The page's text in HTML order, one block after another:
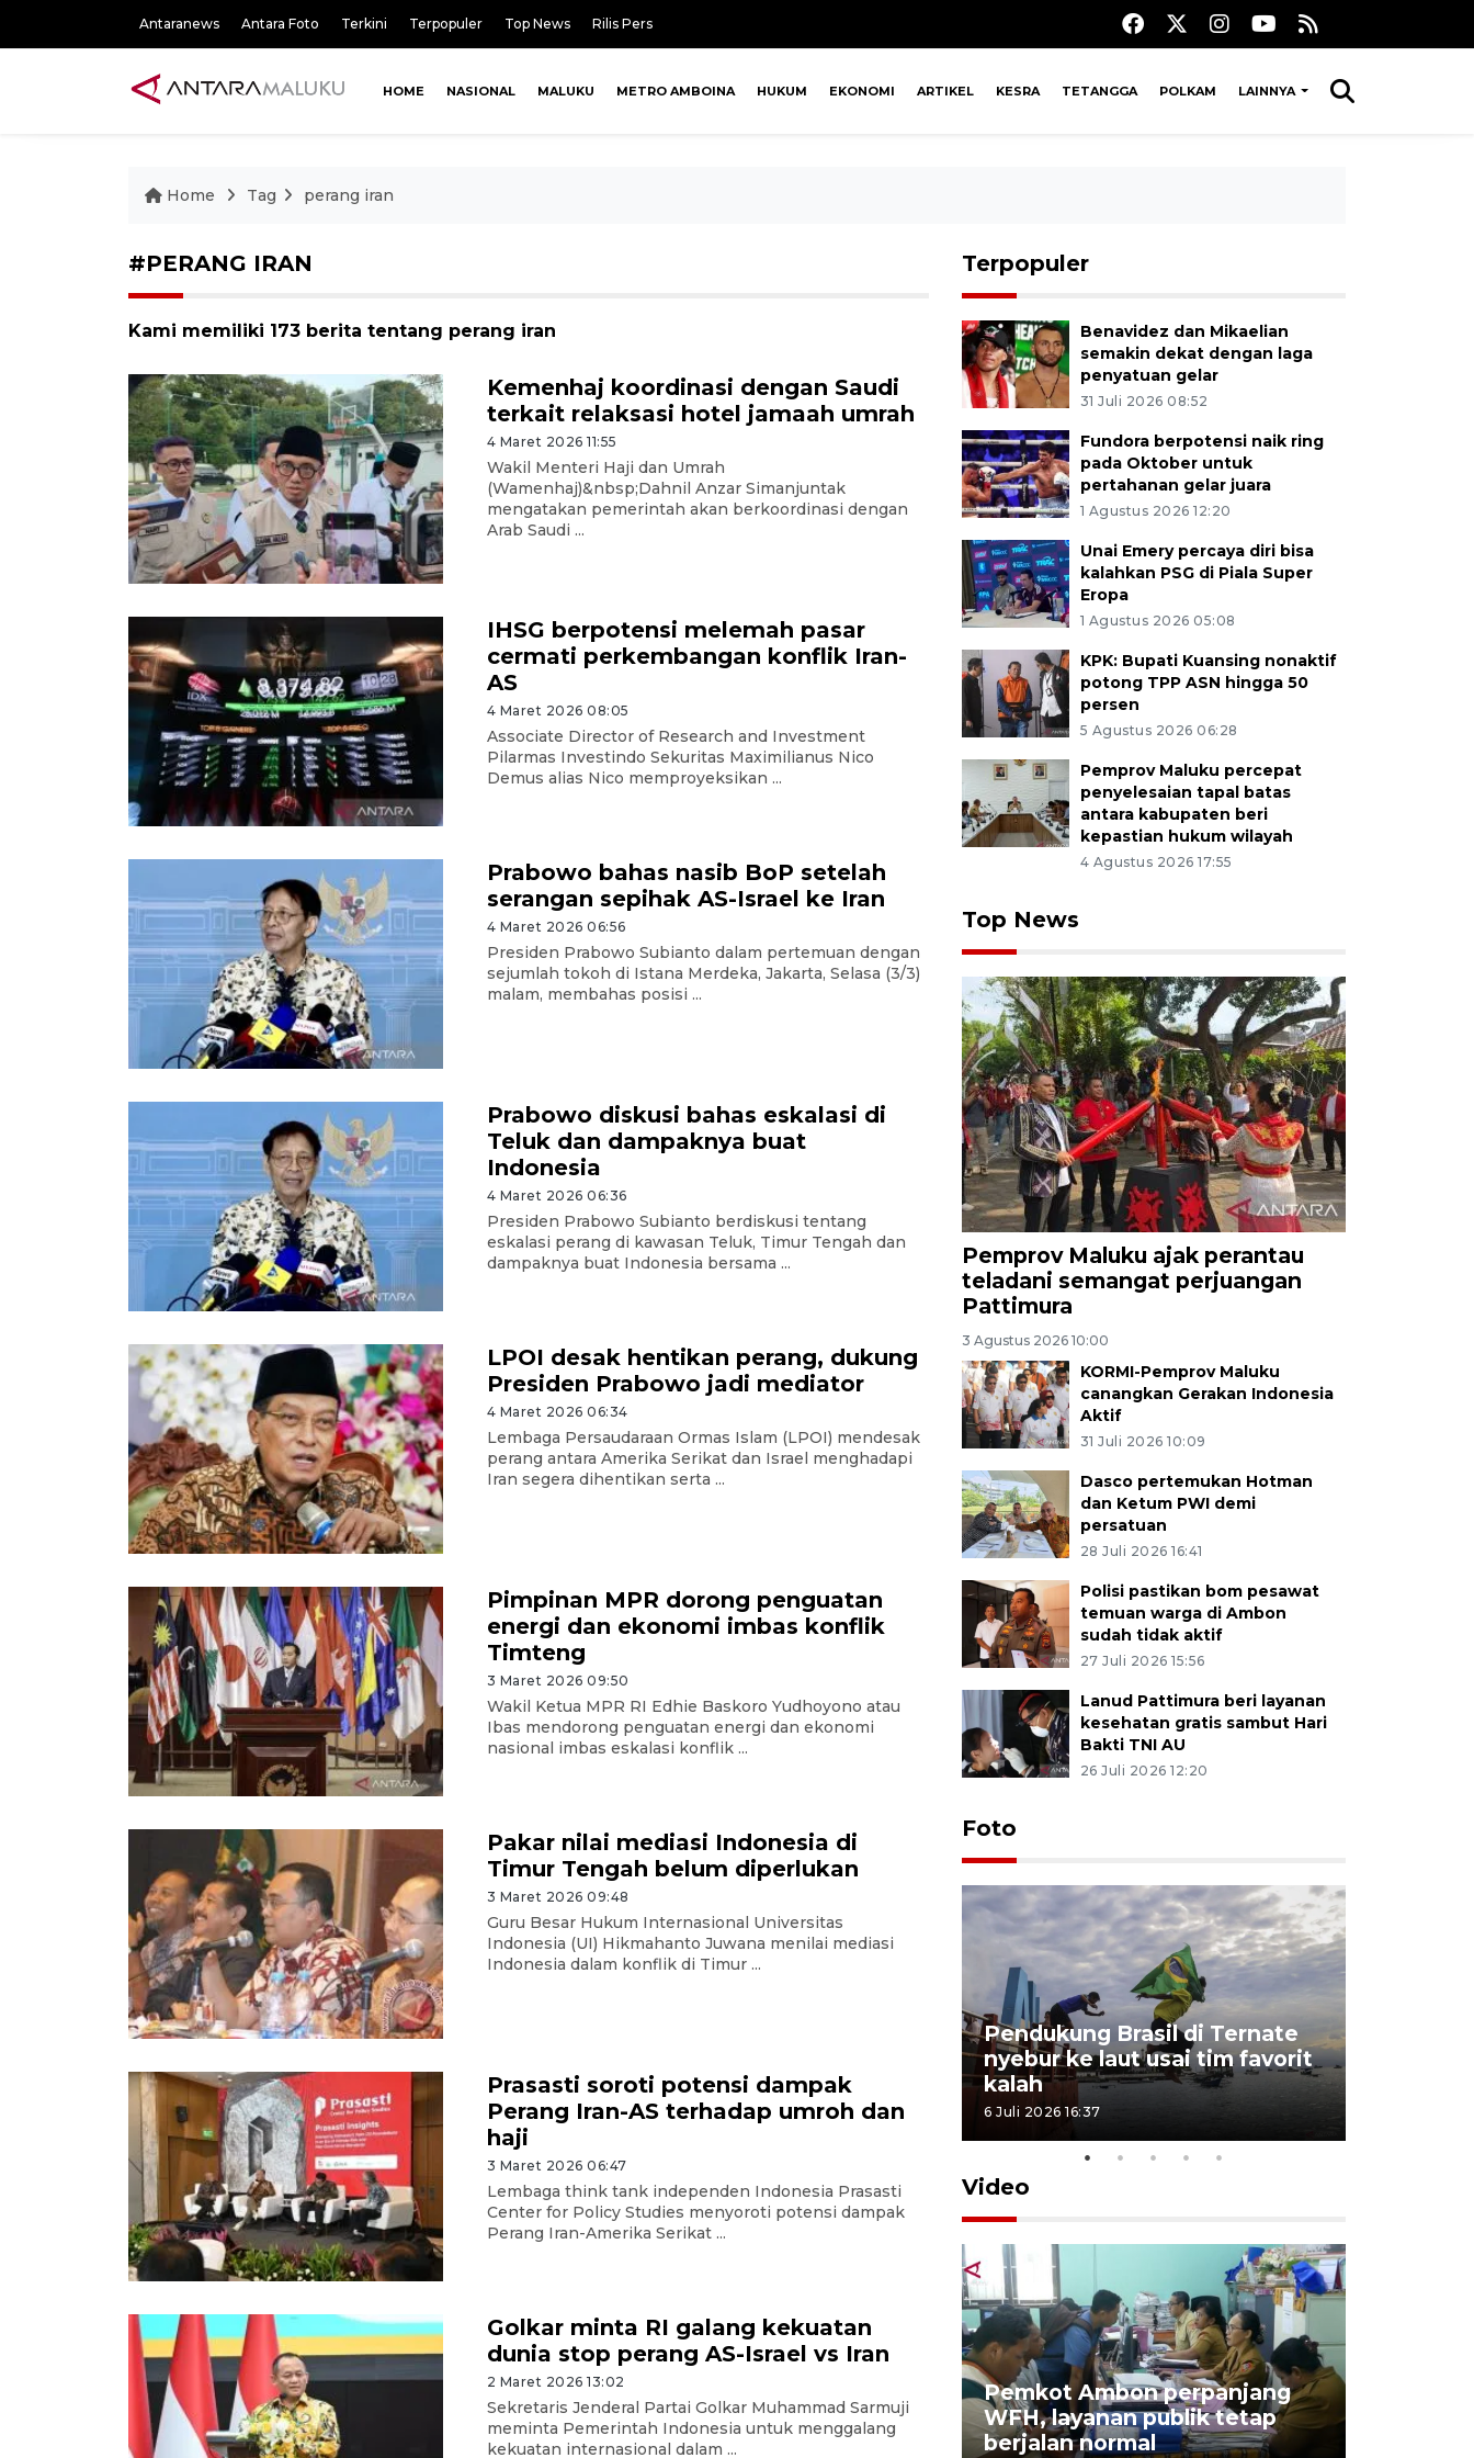
Antaranews Antara Foto Terkini Terpopuler Top News Rilis Pers
HOME NASIONAL MALUKU METRO AMBOINA HUKUM EKONOMI ARTIKEL KESRA TETANGGA POLKAM LAINNYA
Home Tag perang iran
#PERANG IRAN
Kami memiliki 173 berita tentang perang iran
Kemenhaj koordinasi dengan Saudi
terkait relaksasi hotel jamaah umrah
4 Maret 2026 11:55
Wakil Menteri Haji dan Umrah
(Wamenhaj)&nbsp;Dahnil Anzar Simanjuntak
mengatakan pemerintah akan berkoordinasi dengan
Arab Saudi ...
IHSG berpotensi melemah pasar
cermati perkembangan konflik Iran-
AS
4 Maret 2026 08:05
Associate Director of Research and Investment
Pilarmas Investindo Sekuritas Maximilianus Nico
Demus alias Nico memproyeksikan ...
Prabowo bahas nasib BoP setelah
serangan sepihak AS-Israel ke Iran
4 Maret 2026 06:56
Presiden Prabowo Subianto dalam pertemuan dengan
sejumlah tokoh di Istana Merdeka, Jakarta, Selasa (3/3)
malam, membahas posisi ...
Prabowo diskusi bahas eskalasi di
Teluk dan dampaknya buat
Indonesia
4 Maret 2026 06:36
Presiden Prabowo Subianto berdiskusi tentang
eskalasi perang di kawasan Teluk, Timur Tengah dan
dampaknya buat Indonesia bersama ...
LPOI desak hentikan perang, dukung
Presiden Prabowo jadi mediator
4 Maret 2026 06:34
Lembaga Persaudaraan Ormas Islam (LPOI) mendesak
perang antara Amerika Serikat dan Israel menghadapi
Iran segera dihentikan serta ...
Pimpinan MPR dorong penguatan
energi dan ekonomi imbas konflik
Timteng
3 Maret 2026 09:50
Wakil Ketua MPR RI Edhie Baskoro Yudhoyono atau
Ibas mendorong penguatan energi dan ekonomi
nasional imbas eskalasi konflik ...
Pakar nilai mediasi Indonesia di
Timur Tengah belum diperlukan
3 Maret 2026 09:48
Guru Besar Hukum Internasional Universitas
Indonesia (UI) Hikmahanto Juwana menilai mediasi
Indonesia dalam konflik di Timur ...
Prasasti soroti potensi dampak
Perang Iran-AS terhadap umroh dan
haji
3 Maret 2026 06:47
Lembaga think tank independen Indonesia Prasasti
Center for Policy Studies menyoroti potensi dampak
Perang Iran-Amerika Serikat ...
Golkar minta RI galang kekuatan
dunia stop perang AS-Israel vs Iran
2 Maret 2026 13:02
Sekretaris Jenderal Partai Golkar Muhammad Sarmuji
meminta Pemerintah Indonesia untuk menggalang
kekuatan internasional dalam ...
Terpopuler
Benavidez dan Mikaelian
semakin dekat dengan laga
penyatuan gelar
31 Juli 2026 08:52
Fundora berpotensi naik ring
pada Oktober untuk
pertahanan gelar juara
1 Agustus 2026 12:20
Unai Emery percaya diri bisa
kalahkan PSG di Piala Super
Eropa
1 Agustus 2026 05:08
KPK: Bupati Kuansing nonaktif
potong TPP ASN hingga 50
persen
5 Agustus 2026 06:28
Pemprov Maluku percepat
penyelesaian tapal batas
antara kabupaten beri
kepastian hukum wilayah
4 Agustus 2026 17:55
Top News
Pemprov Maluku ajak perantau
teladani semangat perjuangan
Pattimura
3 Agustus 2026 10:00
KORMI-Pemprov Maluku
canangkan Gerakan Indonesia
Aktif
31 Juli 2026 10:09
Dasco pertemukan Hotman
dan Ketum PWI demi
persatuan
28 Juli 2026 16:41
Polisi pastikan bom pesawat
temuan warga di Ambon
sudah tidak aktif
27 Juli 2026 15:56
Lanud Pattimura beri layanan
kesehatan gratis sambut Hari
Bakti TNI AU
26 Juli 2026 12:20
Foto
Pasar Higienis
5 Mei 2026 05:32
Pendukung Brasil di Ternate
nyebur ke laut usai tim favorit
kalah
6 Juli 2026 16:37
Video
Ambon ajak semua pihak buka
ruang pada anak di lembaga
pembinaan
Pemkot Ambon perpanjang
WFH, layanan publik tetap
berjalan normal